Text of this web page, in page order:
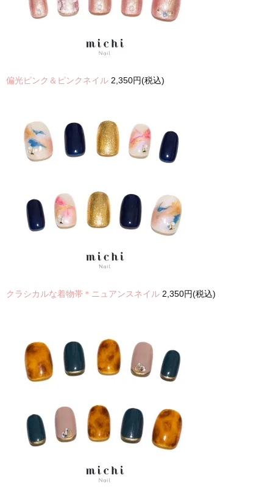
偏光ピンク＆ピンクネイル 2,350円(税込)
クラシカルな着物帯＊ニュアンスネイル 2,350円(税込)